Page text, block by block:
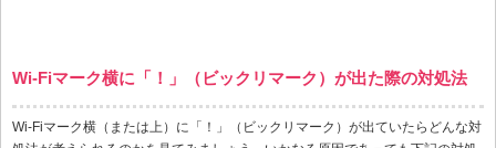
Wi-Fiマーク横に「！」（ビックリマーク）が出た際の対処法
Wi-Fiマーク横（または上）に「！」（ビックリマーク）が出ていたらどんな対